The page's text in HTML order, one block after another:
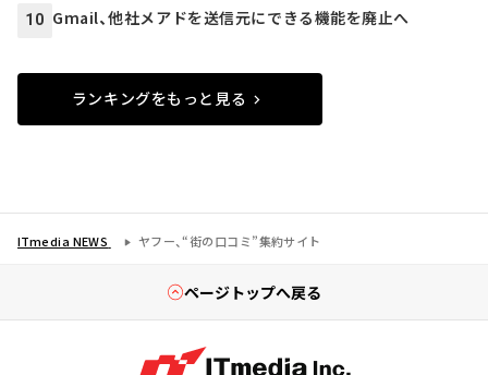
10 Gmail、他社メアドを送信元にできる機能を廃止へ
ランキングをもっと見る
ITmedia NEWS ヤフー、“街の口コミ”集約サイト
ページトップへ戻る